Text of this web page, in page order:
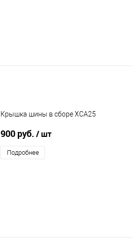
Крышка шины в сборе XCA25
900 руб. / шт
Подробнее